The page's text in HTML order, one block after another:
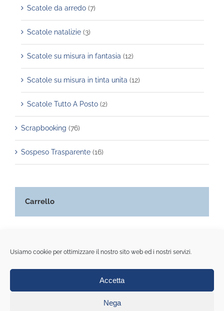
Usiamo cookie per ottimizzare il nostro sito web ed i nostri servizi.
Accetta
Nega
Scatole da arredo (7)
Scatole natalizie (3)
Scatole su misura in fantasia (12)
Scatole su misura in tinta unita (12)
Scatole Tutto A Posto (2)
Scrapbooking (76)
Sospeso Trasparente (16)
Carrello
© Copyright 2020 All Rights Reserved | La casa della carta di
Monica Rinaldi | Piazza portello 8r - Genova | Pi 01548250990
Privacy policy